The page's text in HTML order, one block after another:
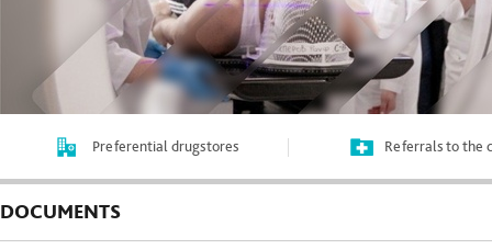
Preferential drugstores Referrals to the
DOCUMENTS